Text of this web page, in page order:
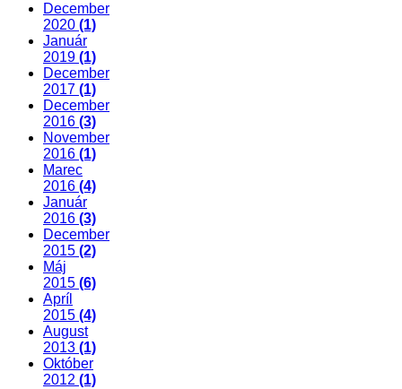
December
2020 (1)
Január
2019 (1)
December
2017 (1)
December
2016 (3)
November
2016 (1)
Marec
2016 (4)
Január
2016 (3)
December
2015 (2)
Máj
2015 (6)
Apríl
2015 (4)
August
2013 (1)
Október
2012 (1)